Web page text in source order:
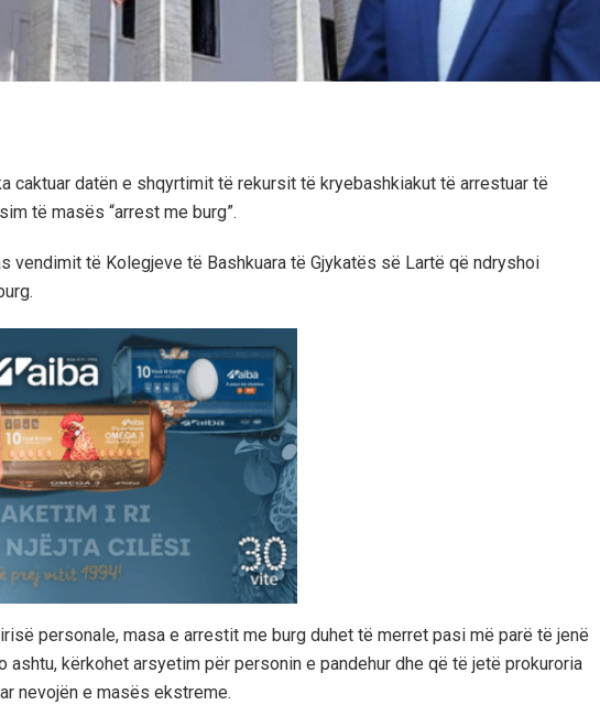
caktuar datën e shqyrtimit të rekursit të kryebashkiakut të arrestuar të
të masës “arrest me burg”.
vendimit të Kolegjeve të Bashkuara të Gjykatës së Lartë që ndryshoi
personale, masa e arrestit me burg duhet të merret pasi më parë të jenë
ashtu, kërkohet arsyetim për personin e pandehur dhe që të jetë prokuroria
nevojën e masës ekstreme.